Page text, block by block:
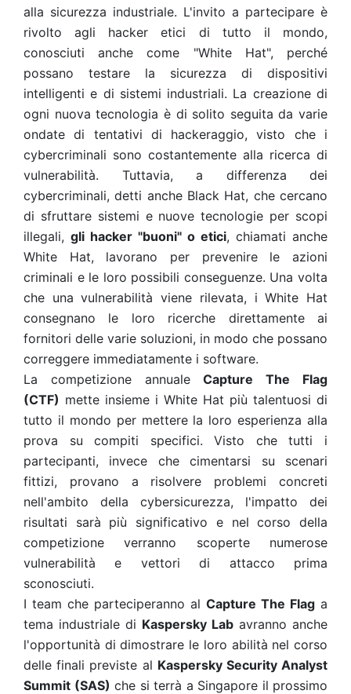
alla sicurezza industriale. L'invito a partecipare è
rivolto agli hacker etici di tutto il mondo,
conosciuti anche come "White Hat", perché
possano testare la sicurezza di dispositivi
intelligenti e di sistemi industriali. La creazione di
ogni nuova tecnologia è di solito seguita da varie
ondate di tentativi di hackeraggio, visto che i
cybercriminali sono costantemente alla ricerca di
vulnerabilità. Tuttavia, a differenza dei
cybercriminali, detti anche Black Hat, che cercano
di sfruttare sistemi e nuove tecnologie per scopi
illegali, gli hacker "buoni" o etici, chiamati anche
White Hat, lavorano per prevenire le azioni
criminali e le loro possibili conseguenze. Una volta
che una vulnerabilità viene rilevata, i White Hat
consegnano le loro ricerche direttamente ai
fornitori delle varie soluzioni, in modo che possano
correggere immediatamente i software.
La competizione annualeCapture The Flag
(CTF) mette insieme i White Hat più talentuosi di
tutto il mondo per mettere la loro esperienza alla
prova su compiti specifici. Visto che tutti i
partecipanti, invece che cimentarsi su scenari
fittizi, provano a risolvere problemi concreti
nell'ambito della cybersicurezza, l'impatto dei
risultati sarà più significativo e nel corso della
competizione verranno scoperte numerose
vulnerabilità e vettori di attacco prima
sconosciuti.
I team che parteciperanno al Capture The Flag a
tema industriale di Kaspersky Lab avranno anche
l'opportunità di dimostrare le loro abilità nel corso
delle finali previste al Kaspersky Security Analyst
Summit (SAS) che si terrà a Singapore il prossimo